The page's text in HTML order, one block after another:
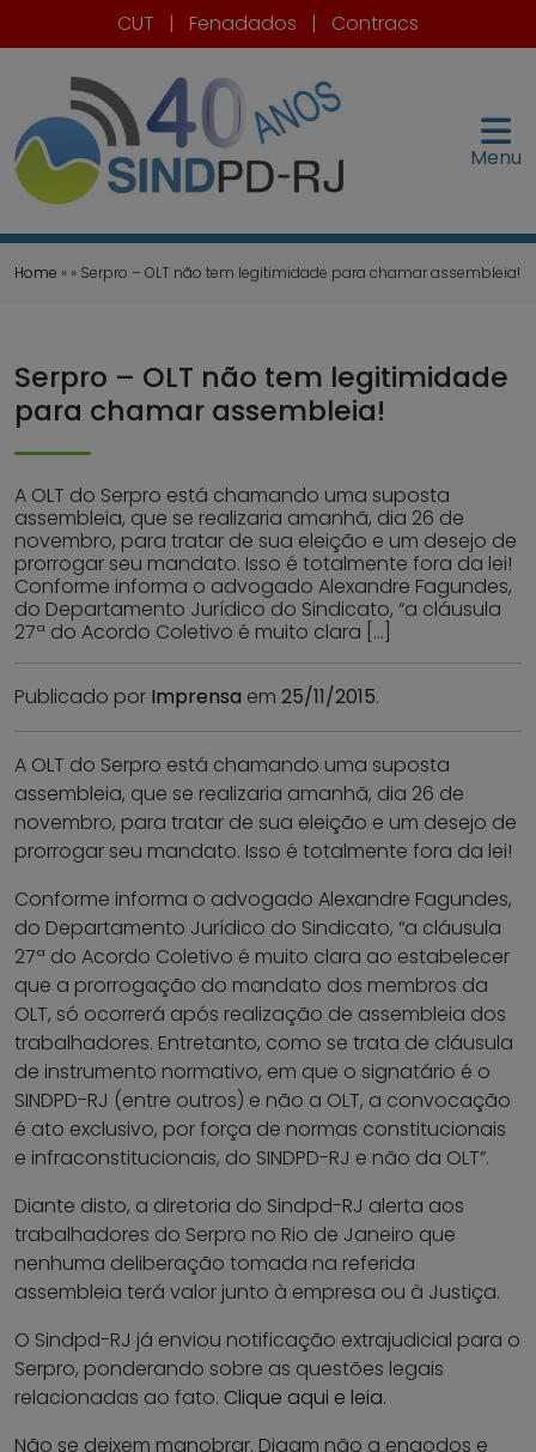
CUT | Fenadados | Contracs
Menu
Home » » Serpro – OLT não tem legitimidade para chamar assembleia!
Serpro – OLT não tem legitimidade
para chamar assembleia!
A OLT do Serpro está chamando uma suposta
assembleia, que se realizaria amanhã, dia 26 de
novembro, para tratar de sua eleição e um desejo de
prorrogar seu mandato. Isso é totalmente fora da lei!
Conforme informa o advogado Alexandre Fagundes,
do Departamento Jurídico do Sindicato, “a cláusula
27ª do Acordo Coletivo é muito clara […]
Publicado por Imprensa em 25/11/2015.
A OLT do Serpro está chamando uma suposta
assembleia, que se realizaria amanhã, dia 26 de
novembro, para tratar de sua eleição e um desejo de
prorrogar seu mandato. Isso é totalmente fora da lei!
Conforme informa o advogado Alexandre Fagundes,
do Departamento Jurídico do Sindicato, “a cláusula
27ª do Acordo Coletivo é muito clara ao estabelecer
que a prorrogação do mandato dos membros da
OLT, só ocorrerá após realização de assembleia dos
trabalhadores. Entretanto, como se trata de cláusula
de instrumento normativo, em que o signatário é o
SINDPD-RJ (entre outros) e não a OLT, a convocação
é ato exclusivo, por força de normas constitucionais
e infraconstitucionais, do SINDPD-RJ e não da OLT”.
Diante disto, a diretoria do Sindpd-RJ alerta aos
trabalhadores do Serpro no Rio de Janeiro que
nenhuma deliberação tomada na referida
assembleia terá valor junto à empresa ou à Justiça.
O Sindpd-RJ já enviou notificação extrajudicial para o
Serpro, ponderando sobre as questões legais
relacionadas ao fato. Clique aqui e leia.
Não se deixem manobrar. Digam não a engodos e